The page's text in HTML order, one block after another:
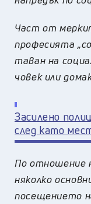
Част от
професията
таван на
човек или
Засилено
след като
По отношение
няколко
посещението